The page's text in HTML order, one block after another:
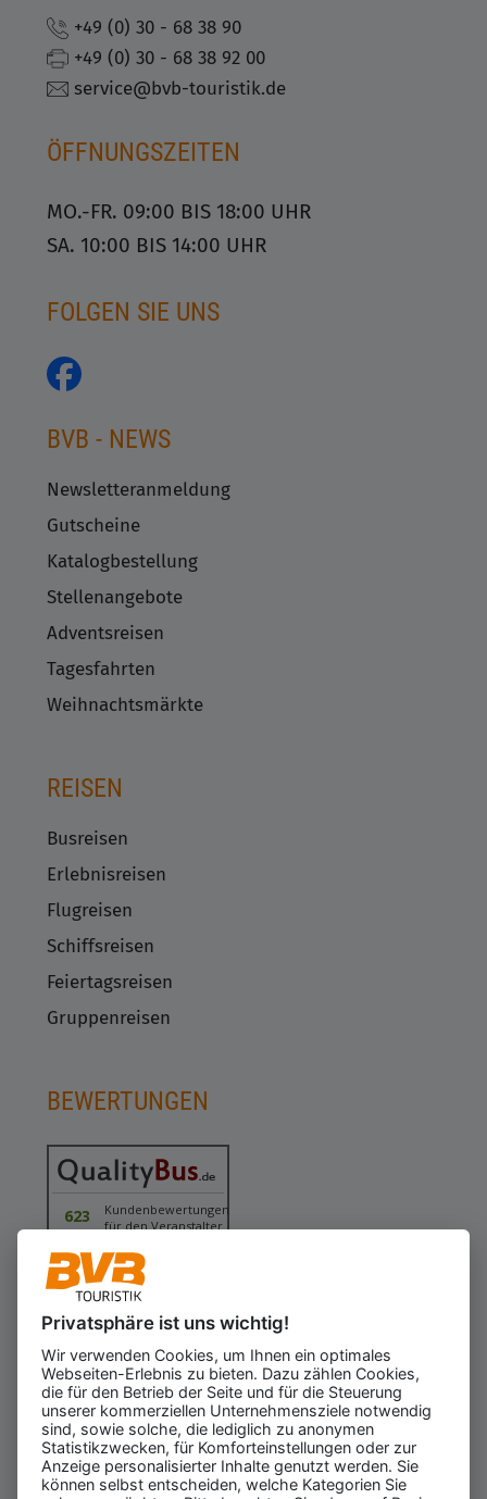
+49 (0) 30 - 68 38 90
+49 (0) 30 - 68 38 92 00
service@bvb-touristik.de
ÖFFNUNGSZEITEN
MO.-FR. 09:00 BIS 18:00 UHR
SA. 10:00 BIS 14:00 UHR
FOLGEN SIE UNS
BVB - NEWS
Newsletteranmeldung
Gutscheine
Katalogbestellung
Stellenangebote
Adventsreisen
Tagesfahrten
Weihnachtsmärkte
REISEN
Busreisen
Erlebnisreisen
Flugreisen
Schiffsreisen
Feiertagsreisen
Gruppenreisen
BEWERTUNGEN
623
Kundenbewertungen
für den Veranstalter
Gesamtbewertung
4.43von 5.00
Weiterempfehlung
97%
08.08.2026 ⓘ Echte Bewertungen
Privatsphäre ist uns wichtig!
Wir verwenden Cookies, um Ihnen ein optimales
Webseiten-Erlebnis zu bieten. Dazu zählen Cookies,
die für den Betrieb der Seite und für die Steuerung
unserer kommerziellen Unternehmensziele notwendig
sind, sowie solche, die lediglich zu anonymen
Statistikzwecken, für Komforteinstellungen oder zur
Anzeige personalisierter Inhalte genutzt werden. Sie
können selbst entscheiden, welche Kategorien Sie